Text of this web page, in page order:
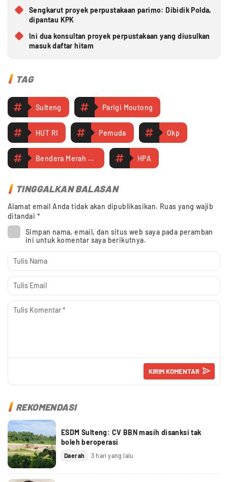
Sengkarut proyek perpustakaan parimo: Dibidik Polda,
dipantau KPK
Ini dua konsultan proyek perpustakaan yang diusulkan
masuk daftar hitam
TAG
Sulteng Parigi Moutong
HUT RI Pemuda Okp
Bendera Merah putih HPA
TINGGALKAN BALASAN
Alamat email Anda tidak akan dipublikasikan. Ruas yang wajib
ditandai *
Simpan nama, email, dan situs web saya pada peramban
ini untuk komentar saya berikutnya.
REKOMENDASI
ESDM Sulteng: CV BBN masih disanksi tak
boleh beroperasi
Daerah 3 hari yang lalu